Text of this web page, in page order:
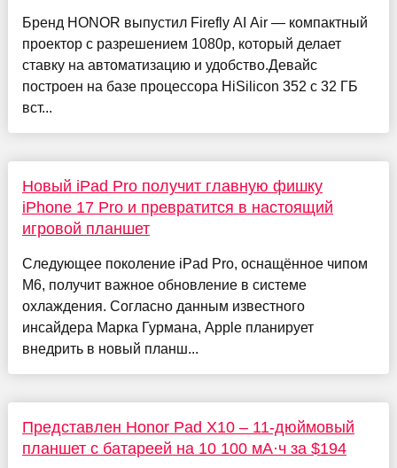
Бренд HONOR выпустил Firefly AI Air — компактный
проектор с разрешением 1080p, который делает
ставку на автоматизацию и удобство.Девайс
построен на базе процессора HiSilicon 352 с 32 ГБ
вст...
Новый iPad Pro получит главную фишку
iPhone 17 Pro и превратится в настоящий
игровой планшет
Следующее поколение iPad Pro, оснащённое чипом
M6, получит важное обновление в системе
охлаждения. Согласно данным известного
инсайдера Марка Гурмана, Apple планирует
внедрить в новый планш...
Представлен Honor Pad X10 – 11-дюймовый
планшет с батареей на 10 100 мА·ч за $194